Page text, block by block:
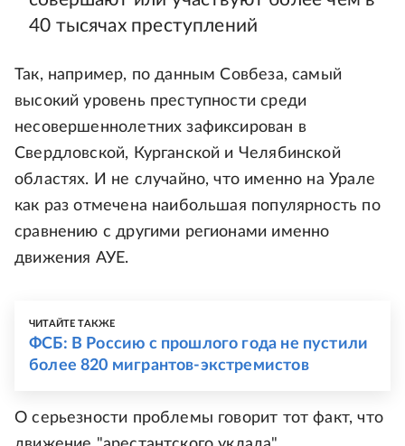
40 тысячах преступлений
Так, например, по данным Совбеза, самый
высокий уровень преступности среди
несовершеннолетних зафиксирован в
Свердловской, Курганской и Челябинской
областях. И не случайно, что именно на Урале
как раз отмечена наибольшая популярность по
сравнению с другими регионами именно
движения АУЕ.
ЧИТАЙТЕ ТАКЖЕ
ФСБ: В Россию с прошлого года не пустили
более 820 мигрантов-экстремистов
О серьезности проблемы говорит тот факт, что